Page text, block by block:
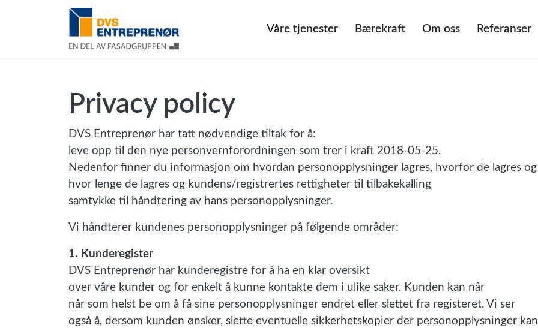
Våre tjenester Bærekraft Om oss Referanser
Privacy policy
DVS Entreprenør har tatt nødvendige tiltak for å:
leve opp til den nye personvernforordningen som trer i kraft 2018-05-25.
Nedenfor finner du informasjon om hvordan personopplysninger lagres, hvorfor de lagres og
hvor lenge de lagres og kundens/registrertes rettigheter til tilbakekalling
samtykke til håndtering av hans personopplysninger.
Vi håndterer kundenes personopplysninger på følgende områder:
1. Kunderegister
DVS Entreprenør har kunderegistre for å ha en klar oversikt
over våre kunder og for enkelt å kunne kontakte dem i ulike saker. Kunden kan når
når som helst be om å få sine personopplysninger endret eller slettet fra registeret. Vi ser
også å, dersom kunden ønsker, slette eventuelle sikkerhetskopier der personopplysninger kan